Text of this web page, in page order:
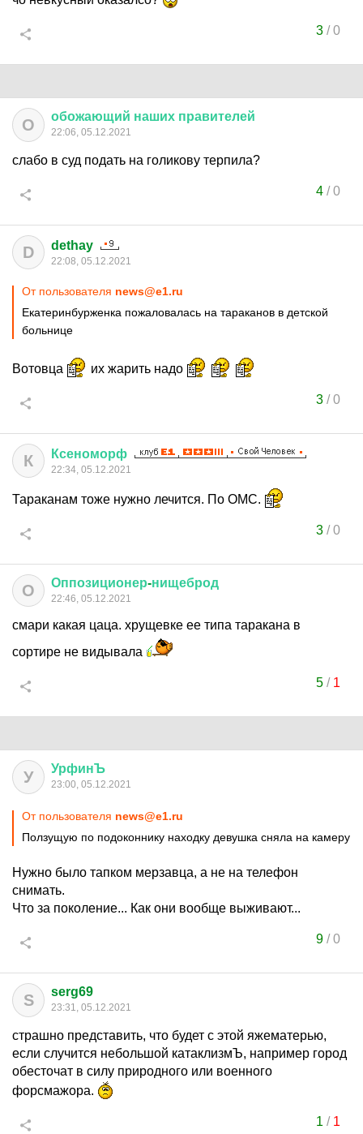
3/0
О обожающий наших правителей
22:06, 05.12.2021
слабо в суд подать на голикову терпила?
4/0
D dethay
22:08, 05.12.2021
От пользователя news@e1.ru
Екатеринбурженка пожаловалась на тараканов в детской
больнице
Вотовца их жарить надо
3/0
К Ксеноморф
22:34, 05.12.2021
Тараканам тоже нужно лечится. По ОМС.
3/0
О Оппозиционер-нищеброд
22:46, 05.12.2021
смари какая цаца. хрущевке ее типа таракана в
сортире не видывала
5/ 1
У УрфинЪ
23:00, 05.12.2021
От пользователя news@e1.ru
Ползущую по подоконнику находку девушка сняла на камеру
Нужно было тапком мерзавца, а не на телефон
снимать.
Что за поколение... Как они вообще выживают...
9/0
S serg69
23:31, 05.12.2021
страшно представить, что будет с этой яжематерью,
если случится небольшой катаклизмЪ, например город
обесточат в силу природного или военного
форсмажора.
1 / 1